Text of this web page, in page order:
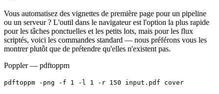
Vous automatisez des vignettes de première page pour un pipeline
ou un serveur ? L'outil dans le navigateur est l'option la plus rapide
pour les tâches ponctuelles et les petits lots, mais pour les flux
scriptés, voici les commandes standard — nous préférons vous les
montrer plutôt que de prétendre qu'elles n'existent pas.
Poppler — pdftoppm
pdftoppm -png -f 1 -l 1 -r 150 input.pdf cover